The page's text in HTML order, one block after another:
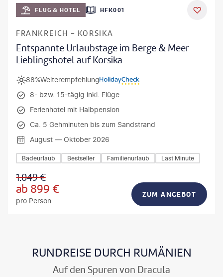
DEAL
FLUG & HOTEL HFK001
FRANKREICH - KORSIKA
Entspannte Urlaubstage im Berge & Meer
Lieblingshotel auf Korsika
Weiterempfehlung
88%
8- bzw. 15-tägig inkl. Flüge
Ferienhotel mit Halbpension
Ca. 5 Gehminuten bis zum Sandstrand
August — Oktober 2026
Badeurlaub Bestseller Familienurlaub Last Minute
1.049€
ab 899 €
pro Person
ZUM ANGEBOT
RUNDREISE DURCH RUMÄNIEN
Auf den Spuren von Dracula